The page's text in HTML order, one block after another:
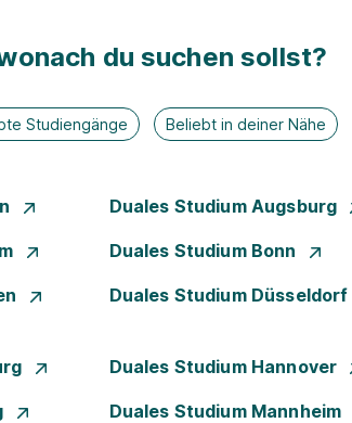
du suchen sollst?
Studiengänge Beliebt in deiner Nähe
Duales Studium Augsburg
Duales Studium Bonn
Duales Studium Düsseldorf
Duales Studium Hannover
Duales Studium Mannheim